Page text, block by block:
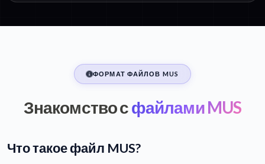
ФОРМАТ ФАЙЛОВ MUS
Знакомство сфайлами MUS
Что такое файл MUS?